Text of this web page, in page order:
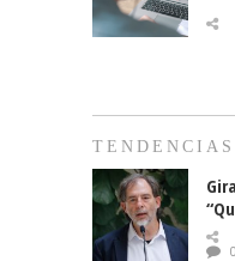
TENDENCIAS
no
0